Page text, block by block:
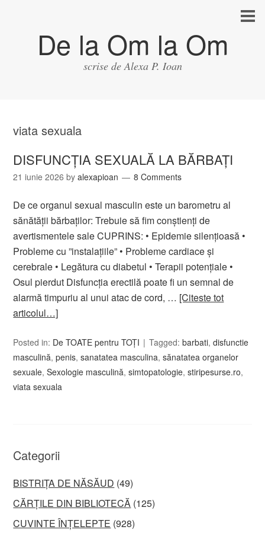
De la Om la Om
scrise de Alexa P. Ioan
viata sexuala
DISFUNCȚIA SEXUALĂ LA BĂRBAȚI
21 iunie 2026 byalexapioan 8 Comments
De ce organul sexual masculin este un barometru al
sănătății bărbaților: Trebuie să fim conștienți de
avertismentele sale CUPRINS: • Epidemie silențioasă •
Probleme cu ”instalațiile” • Probleme cardiace și
cerebrale • Legătura cu diabetul • Terapii potențiale •
Osul pierdut Disfuncția erectilă poate fi un semnal de
alarmă timpuriu al unui atac de cord, … [Citeste tot
articolul…]
Posted in: De TOATE pentru TOȚI Tagged:barbati,disfunctie
masculină,penis,sanatatea masculina,sănatatea organelor
sexuale,Sexologie masculină,simtopatologie,stiripesurse.ro,
viata sexuala
Categorii
BISTRIȚA DE NĂSĂUD (49)
CĂRȚILE DIN BIBLIOTECĂ (125)
CUVINTE ÎNȚELEPTE (928)